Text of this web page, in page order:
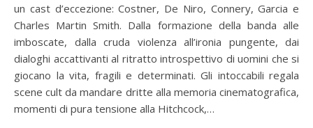
un cast d’eccezione: Costner, De Niro, Connery, Garcia e
Charles Martin Smith. Dalla formazione della banda alle
imboscate, dalla cruda violenza all’ironia pungente, dai
dialoghi accattivanti al ritratto introspettivo di uomini che si
giocano la vita, fragili e determinati. Gli intoccabili regala
scene cult da mandare dritte alla memoria cinematografica,
momenti di pura tensione alla Hitchcock,…